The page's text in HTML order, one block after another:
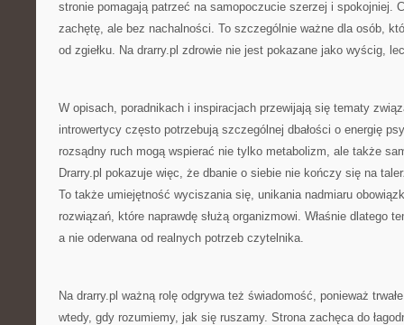
stronie pomagają patrzeć na samopoczucie szerzej i spokojniej.
zachętę, ale bez nachalności. To szczególnie ważne dla osób,
od zgiełku. Na drarry.pl zdrowie nie jest pokazane jako wyścig,
W opisach, poradnikach i inspiracjach przewijają się tematy
introwertycy często potrzebują szczególnej dbałości o energię
rozsądny ruch mogą wspierać nie tylko metabolizm, ale także
Drarry.pl pokazuje więc, że dbanie o siebie nie kończy się na
To także umiejętność wyciszania się, unikania nadmiaru
rozwiązań, które naprawdę służą organizmowi. Właśnie dlatego
a nie oderwana od realnych potrzeb czytelnika.
Na drarry.pl ważną rolę odgrywa też świadomość, ponieważ
wtedy, gdy rozumiemy, jak się ruszamy. Strona zachęca do